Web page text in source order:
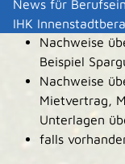
News für
IHK
oder der
sonstige
Nachweise
Beispiel
Nachweise
Mietvertrag,
Unterlagen
falls